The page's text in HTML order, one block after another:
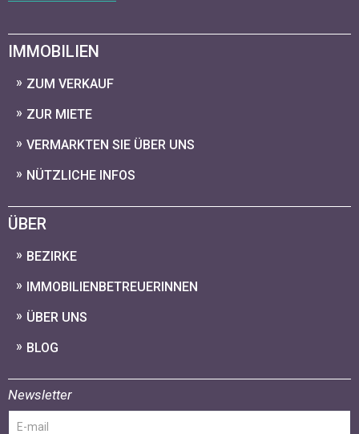
IMMOBILIEN
ZUM VERKAUF
ZUR MIETE
VERMARKTEN SIE ÜBER UNS
NÜTZLICHE INFOS
ÜBER
BEZIRKE
IMMOBILIENBETREUERINNEN
ÜBER UNS
BLOG
Newsletter